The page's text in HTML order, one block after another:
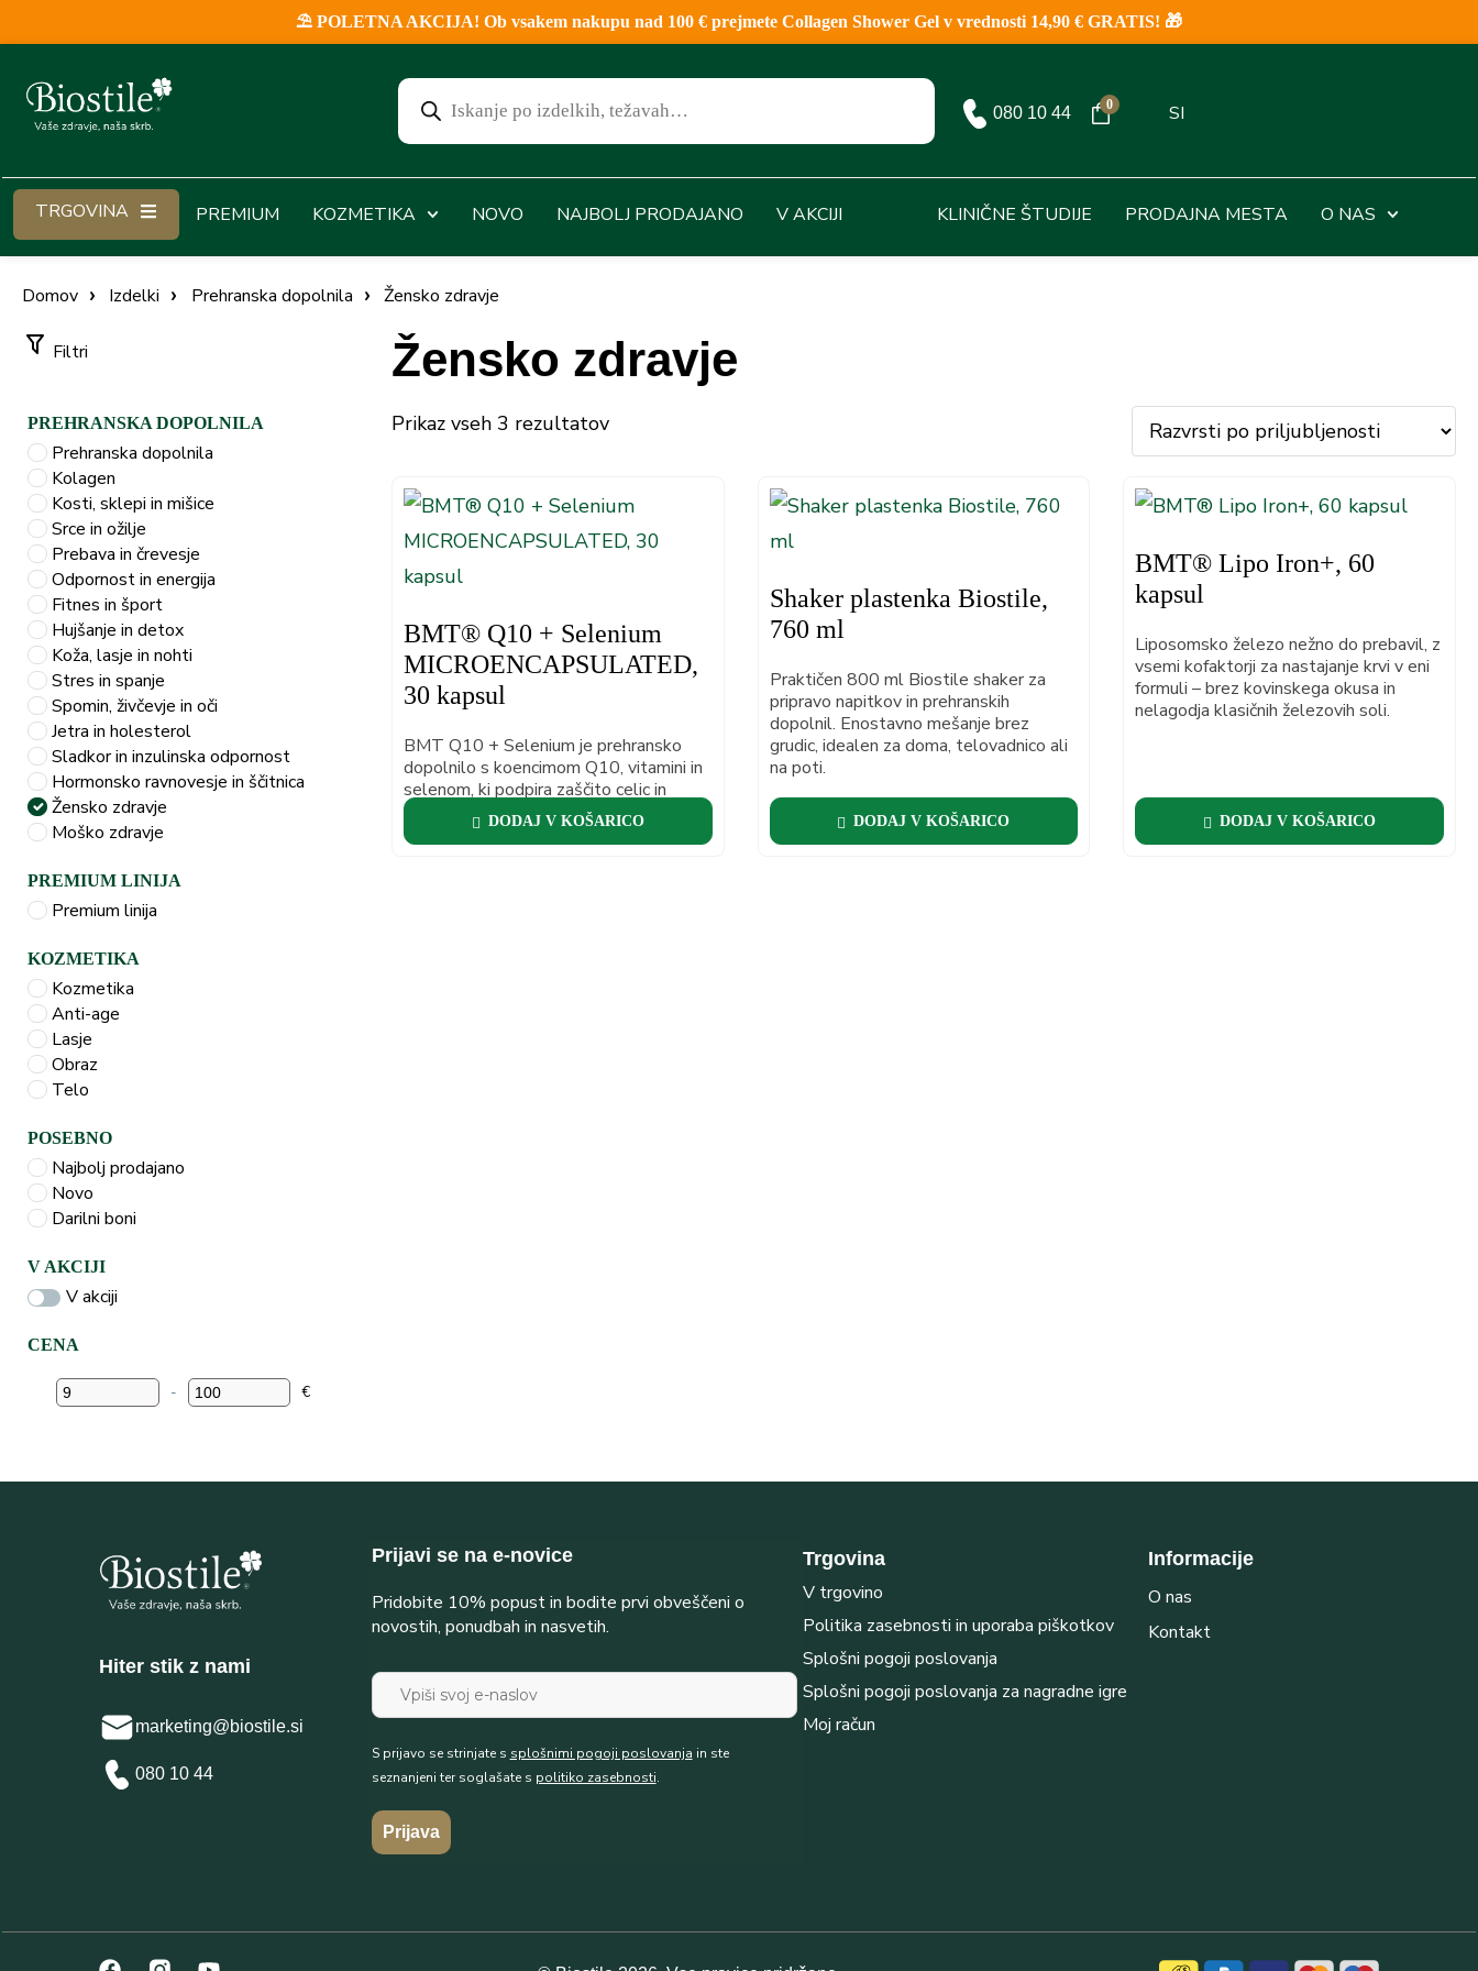
⛱️ POLETNA AKCIJA! Ob vsakem nakupu nad 100 € prejmete Collagen Shower Gel v vrednosti 14,90 € GRATIS! 🎁
080 10 44 0 SI
TRGOVINA PREMIUM KOZMETIKA NOVO NAJBOLJ PRODAJANO V AKCIJI KLINIČNE ŠTUDIJE PRODAJNA MESTA O NAS
Domov Izdelki Prehranska dopolnila Žensko zdravje
Žensko zdravje
Prikaz vseh 3 rezultatov
BMT® Q10 + Selenium
MICROENCAPSULATED,
30 kapsul
BMT Q10 + Selenium je prehransko
dopolnilo s koencimom Q10, vitamini in
selenom, ki podpira zaščito celic in
nastajanje kolagena.DODAJ V KOŠARICO
Shaker plastenka Biostile,
760 ml
Praktičen 800 ml Biostile shaker za
pripravo napitkov in prehranskih
dopolnil. Enostavno mešanje brez
grudic, idealen za doma, telovadnico ali
na poti.
DODAJ V KOŠARICO
BMT® Lipo Iron+, 60
kapsul
Liposomsko železo nežno do prebavil, z
vsemi kofaktorji za nastajanje krvi v eni
formuli – brez kovinskega okusa in
nelagodja klasičnih železovih soli.
DODAJ V KOŠARICO
Filtri
PREHRANSKA DOPOLNILA
Prehranska dopolnila
Kolagen
Kosti, sklepi in mišice
Srce in ožilje
Prebava in črevesje
Odpornost in energija
Fitnes in šport
Hujšanje in detox
Koža, lasje in nohti
Stres in spanje
Spomin, živčevje in oči
Jetra in holesterol
Sladkor in inzulinska odpornost
Hormonsko ravnovesje in ščitnica
Žensko zdravje
Moško zdravje
PREMIUM LINIJA
Premium linija
KOZMETIKA
Kozmetika
Anti-age
Lasje
Obraz
Telo
POSEBNO
Najbolj prodajano
Novo
Darilni boni
V AKCIJI
V akciji
CENA
Minimum Price
- Maximum Price €
Hiter stik z nami
marketing@biostile.si
080 10 44
Prijavi se na e-novice
Pridobite 10% popust in bodite prvi obveščeni o
novostih, ponudbah in nasvetih.
S prijavo se strinjate s splošnimi pogoji poslovanja in ste
seznanjeni ter soglašate s politiko zasebnosti.
Prijava
Trgovina
V trgovino
Politika zasebnosti in uporaba piškotkov
Splošni pogoji poslovanja
Splošni pogoji poslovanja za nagradne igre
Moj račun
Informacije
O nas
Kontakt